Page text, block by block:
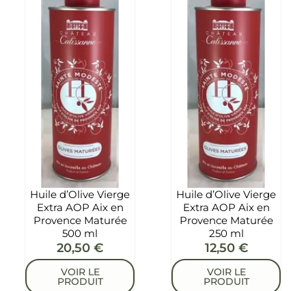
Huile d’Olive Vierge
Extra AOP Aix en
Provence Maturée
500 ml
20,50 €
VOIR LE
PRODUIT
Huile d’Olive Vierge
Extra AOP Aix en
Provence Maturée
250 ml
12,50 €
VOIR LE
PRODUIT